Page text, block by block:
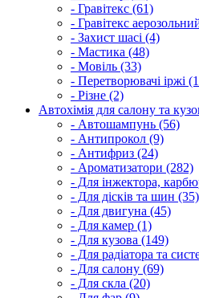
- Гравітекс (61)
- Гравітекс
- Захист шасі (4)
- Мастика (48)
- Мовіль (33)
- Перетворювачі іржі
- Різне (2)
Автохімія для салону та
- Автошампунь (56)
- Антипрокол (9)
- Антифриз (24)
- Ароматизатори (282)
- Для інжектора,
- Для дісків та шин (35)
- Для двигуна (45)
- Для камер (1)
- Для кузова (149)
- Для радіатора та
- Для салону (69)
- Для скла (20)